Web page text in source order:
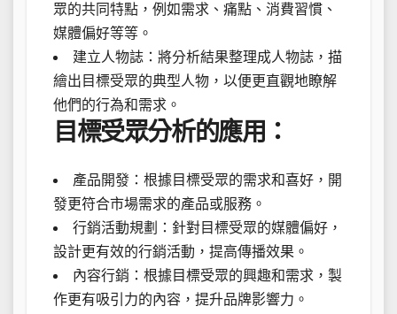
眾的共同特點，例如需求、痛點、消費習慣、
媒體偏好等等。
建立人物誌：將分析結果整理成人物誌，描
繪出目標受眾的典型人物，以便更直觀地瞭解
他們的行為和需求。
目標受眾分析的應用：
產品開發：根據目標受眾的需求和喜好，開
發更符合市場需求的產品或服務。
行銷活動規劃：針對目標受眾的媒體偏好，
設計更有效的行銷活動，提高傳播效果。
內容行銷：根據目標受眾的興趣和需求，製
作更有吸引力的內容，提升品牌影響力。